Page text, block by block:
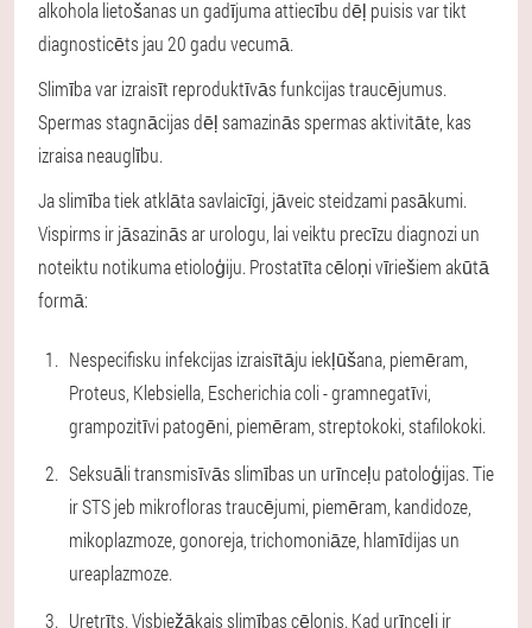
alkohola lietošanas un gadījuma attiecību dēļ puisis var tikt
diagnosticēts jau 20 gadu vecumā.
Slimība var izraisīt reproduktīvās funkcijas traucējumus.
Spermas stagnācijas dēļ samazinās spermas aktivitāte, kas
izraisa neauglību.
Ja slimība tiek atklāta savlaicīgi, jāveic steidzami pasākumi.
Vispirms ir jāsazinās ar urologu, lai veiktu precīzu diagnozi un
noteiktu notikuma etioloģiju. Prostatīta cēloņi vīriešiem akūtā
formā:
Nespecifisku infekcijas izraisītāju iekļūšana, piemēram,
Proteus, Klebsiella, Escherichia coli - gramnegatīvi,
grampozitīvi patogēni, piemēram, streptokoki, stafilokoki.
Seksuāli transmisīvās slimības un urīnceļu patoloģijas. Tie
ir STS jeb mikrofloras traucējumi, piemēram, kandidoze,
mikoplazmoze, gonoreja, trichomoniāze, hlamīdijas un
ureaplazmoze.
Uretrīts. Visbiežākais slimības cēlonis. Kad urīnceļi ir